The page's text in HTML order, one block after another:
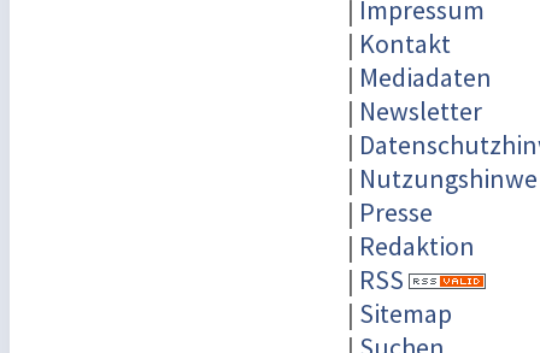
| Impressum
| Kontakt
| Mediadaten
| Newsletter
|
|
| Presse
| Redaktion
| RSS
| Sitemap